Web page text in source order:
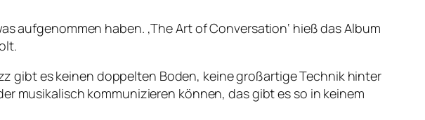
aufgenommen haben. ‚The Art of Conversation‘ hieß das Album
gibt es keinen doppelten Boden, keine großartige Technik hinter
musikalisch kommunizieren können, das gibt es so in keinem